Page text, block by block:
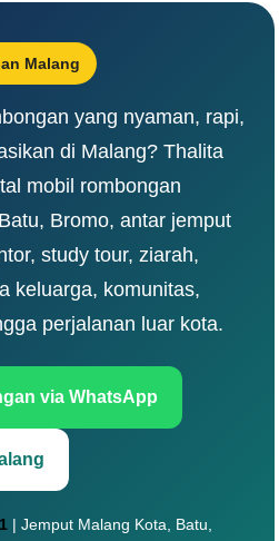
Malang
yang nyaman, rapi,
di Malang? Thalita
mobil rombongan
Bromo, antar jemput
study tour, ziarah,
keluarga, komunitas,
perjalanan luar kota.
via WhatsApp
| Jemput Malang Kota, Batu,